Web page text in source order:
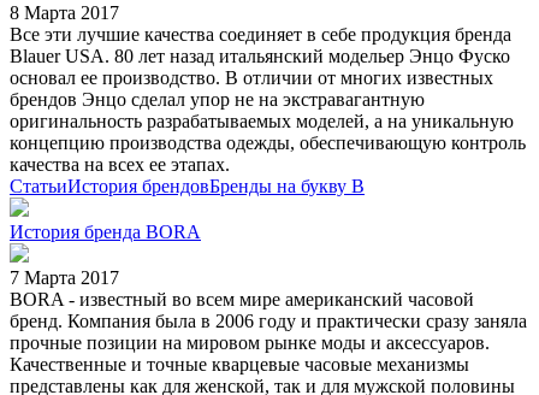
8 Марта 2017
Все эти лучшие качества соединяет в себе продукция бренда
Blauer USA. 80 лет назад итальянский модельер Энцо Фуско
основал ее производство. В отличии от многих известных
брендов Энцо сделал упор не на экстравагантную
оригинальность разрабатываемых моделей, а на уникальную
концепцию производства одежды, обеспечивающую контроль
качества на всех ее этапах.
СтатьиИстория брендовБренды на букву B
История бренда BORA
7 Марта 2017
BORA - известный во всем мире американский часовой
бренд. Компания была в 2006 году и практически сразу заняла
прочные позиции на мировом рынке моды и аксессуаров.
Качественные и точные кварцевые часовые механизмы
представлены как для женской, так и для мужской половины